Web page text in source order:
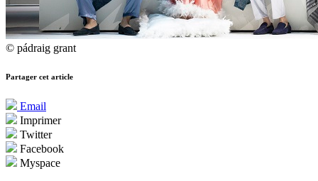
© pádraig grant
Partager cet article
Email
Imprimer
Twitter
Facebook
Myspace